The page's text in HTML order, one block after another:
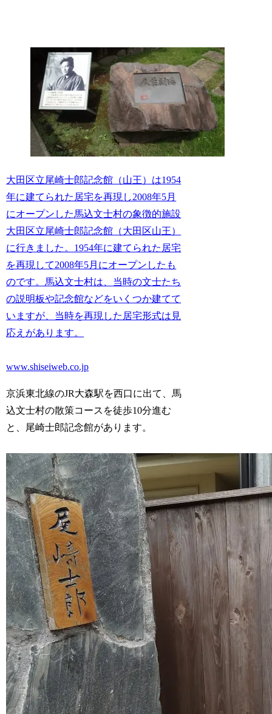
大田区立尾崎士郎記念館（山王）は1954
年に建てられた居宅を再現し2008年5月
にオープンした馬込文士村の象徴的施設
大田区立尾崎士郎記念館（大田区山王）
に行きました。1954年に建てられた居宅
を再現して2008年5月にオープンしたも
のです。馬込文士村は、当時の文士たち
の説明板や記念館などをいくつか建てて
いますが、当時を再現した居宅形式は見
応えがあります。
www.shiseiweb.co.jp
京浜東北線のJR大森駅を西口に出て、馬
込文士村の散策コースを徒歩10分進む
と、尾崎士郎記念館があります。